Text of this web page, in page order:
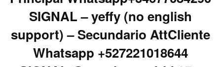
SIGNAL – yeffy (no english
support) – Secundario AttCliente
Whatsapp +527221018644